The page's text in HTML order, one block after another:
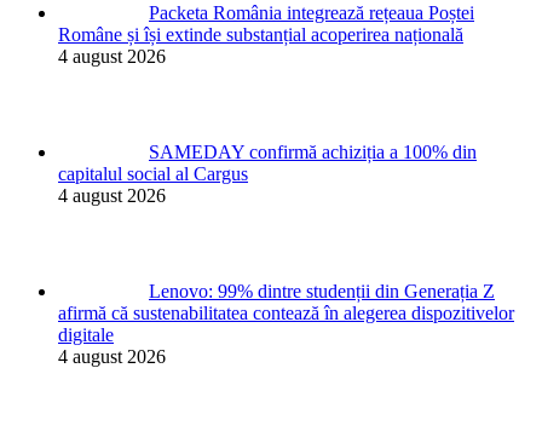
Packeta România integrează rețeaua Poștei
Române și își extinde substanțial acoperirea națională
4 august 2026
SAMEDAY confirmă achiziția a 100% din
capitalul social al Cargus
4 august 2026
Lenovo: 99% dintre studenții din Generația Z
afirmă că sustenabilitatea contează în alegerea dispozitivelor
digitale
4 august 2026